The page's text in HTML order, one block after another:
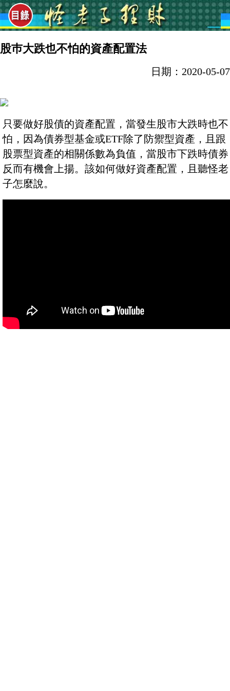
股巿大跌也不怕的資產配置法
日期：2020-05-07
只要做好股債的資產配置，當發生股市大跌時也不
怕，因為債券型基金或ETF除了防禦型資產，且跟
股票型資產的相關係數為負值，當股市下跌時債券
反而有機會上揚。該如何做好資產配置，且聽怪老
子怎麼說。